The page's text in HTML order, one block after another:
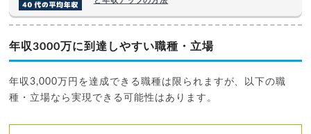
年収3000万に到達しやすい職種・立場
年収3,000万円を達成できる職種は限られますが、以下の職
種・立場なら実現できる可能性はあります。